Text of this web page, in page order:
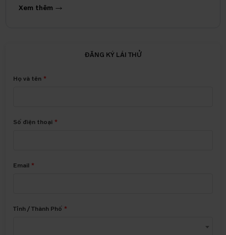
Xem thêm
ĐĂNG KÝ LÁI THỬ
Họ và tên
Số điện thoại
Email
Tỉnh / Thành Phố